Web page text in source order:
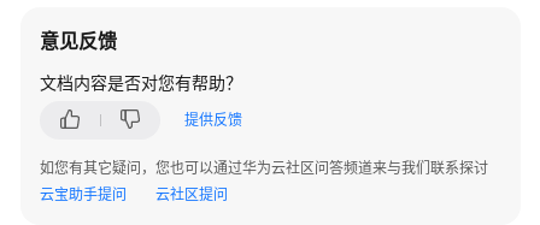
节
标
签
理
意见反馈
文档内容是否对您有帮助？
提供反馈
如您有其它疑问，您也可以通过华为云社区问答频道来与我们联系探讨
云宝助手提问
云社区提问